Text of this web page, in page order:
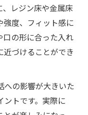
、レジン床や金属床
強度、フィット感に
口の形に合った入れ
づけることができ
への影響が大きいた
ントです。実際に